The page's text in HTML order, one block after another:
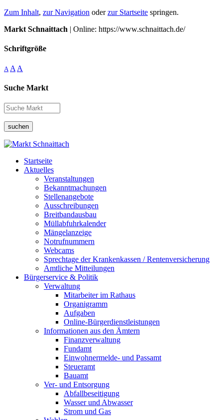
Zum Inhalt, zur Navigation oderzur Startseite springen.
Markt Schnaittach | Online: https://www.schnaittach.de/
Schriftgröße
A A A
Suche Markt
suchen
Startseite
Aktuelles
Veranstaltungen
Bekanntmachungen
Stellenangebote
Ausschreibungen
Breitbandausbau
Müllabfuhrkalender
Mängelanzeige
Notrufnummern
Webcams
Sprechtage der Krankenkassen / Rentenversicherung
Amtliche Mitteilungen
Bürgerservice & Politik
Verwaltung
Mitarbeiter im Rathaus
Organigramm
Aufgaben
Online-Bürgerdienstleistungen
Informationen aus den Ämtern
Finanzverwaltung
Fundamt
Einwohnermelde- und Passamt
Steueramt
Bauamt
Ver- und Entsorgung
Abfallbeseitigung
Wasser und Abwasser
Strom und Gas